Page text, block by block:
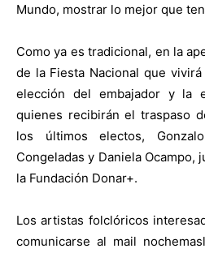
Mundo, mostrar lo mejor que
Como ya es tradicional, en la
de la Fiesta Nacional que
elección del embajador y la
quienes recibirán el traspaso
los últimos electos,
Congeladas y Daniela Ocampo,
la Fundación Donar+.
Los artistas folclóricos
comunicarse al mail